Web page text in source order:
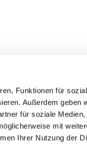
Funktionen für
Außerdem geben
für soziale Medien,
mit
Ihrer Nutzung der
Greifswald+49